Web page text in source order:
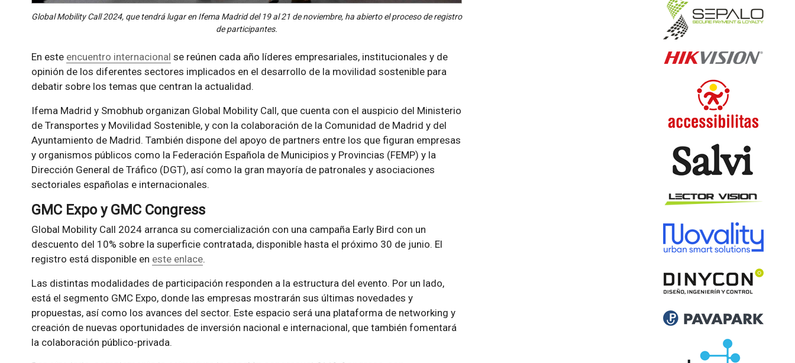
Global Mobility Call 2024, que tendrá lugar en Ifema Madrid del 19 al 21 de noviembre, ha abierto el proceso de registro
de participantes.
En este encuentro internacional se reúnen cada año líderes empresariales, institucionales y de
opinión de los diferentes sectores implicados en el desarrollo de la movilidad sostenible para
debatir sobre los temas que centran la actualidad.
Ifema Madrid y Smobhub organizan Global Mobility Call, que cuenta con el auspicio del Ministerio
de Transportes y Movilidad Sostenible, y con la colaboración de la Comunidad de Madrid y del
Ayuntamiento de Madrid. También dispone del apoyo de partners entre los que figuran empresas
y organismos públicos como la Federación Española de Municipios y Provincias (FEMP) y la
Dirección General de Tráfico (DGT), así como la gran mayoría de patronales y asociaciones
sectoriales españolas e internacionales.
GMC Expo y GMC Congress
Global Mobility Call 2024 arranca su comercialización con una campaña Early Bird con un
descuento del 10% sobre la superficie contratada, disponible hasta el próximo 30 de junio. El
registro está disponible en este enlace.
Las distintas modalidades de participación responden a la estructura del evento. Por un lado,
está el segmento GMC Expo, donde las empresas mostrarán sus últimas novedades y
propuestas, así como los avances del sector. Este espacio será una plataforma de networking y
creación de nuevas oportunidades de inversión nacional e internacional, que también fomentará
la colaboración público-privada.